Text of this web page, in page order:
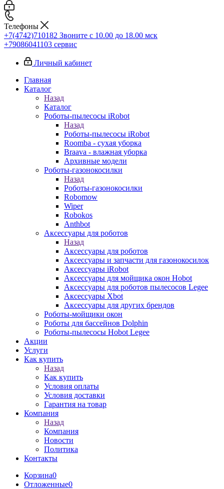
Телефоны
+7(4742)710182 Звоните с 10.00 до 18.00 мск
+79086041103 сервис
Личный кабинет
Главная
Каталог
Назад
Каталог
Роботы-пылесосы iRobot
Назад
Роботы-пылесосы iRobot
Roomba - сухая уборка
Braava - влажная уборка
Архивные модели
Роботы-газонокосилки
Назад
Роботы-газонокосилки
Robomow
Wiper
Robokos
Anthbot
Аксессуары для роботов
Назад
Аксессуары для роботов
Аксессуары и запчасти для газонокосилок
Аксессуары iRobot
Аксессуары для мойщика окон Hobot
Аксессуары для роботов пылесосов Legee
Аксессуары Xbot
Аксессуары для других брендов
Роботы-мойщики окон
Роботы для бассейнов Dolphin
Роботы-пылесосы Hobot Legee
Акции
Услуги
Как купить
Назад
Как купить
Условия оплаты
Условия доставки
Гарантия на товар
Компания
Назад
Компания
Новости
Политика
Контакты
Корзина0
Отложенные0